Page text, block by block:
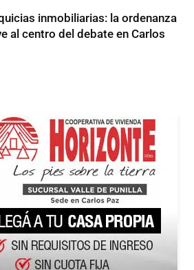
inmobiliarias: la ordenanza
al centro del debate en Carlos